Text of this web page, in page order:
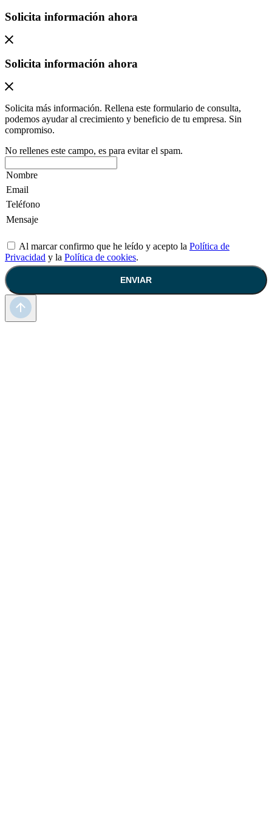
Solicita información ahora
Solicita información ahora
Solicita más información. Rellena este formulario de consulta,
podemos ayudar al crecimiento y beneficio de tu empresa. Sin
compromiso.
No rellenes este campo, es para evitar el spam.
Al marcar confirmo que he leído y acepto la Política de
Privacidad y la Política de cookies.
ENVIAR